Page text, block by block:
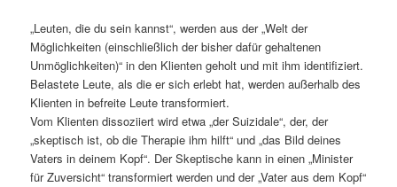
„Leuten, die du sein kannst“, werden aus der „Welt der
Möglichkeiten (einschließlich der bisher dafür gehaltenen
Unmöglichkeiten)“ in den Klienten geholt und mit ihm identifiziert.
Belastete Leute, als die er sich erlebt hat, werden außerhalb des
Klienten in befreite Leute transformiert.
Vom Klienten dissoziiert wird etwa „der Suizidale“, der, der
„skeptisch ist, ob die Therapie ihm hilft“ und „das Bild deines
Vaters in deinem Kopf“. Der Skeptische kann in einen „Minister
für Zuversicht“ transformiert werden und der „Vater aus dem Kopf“